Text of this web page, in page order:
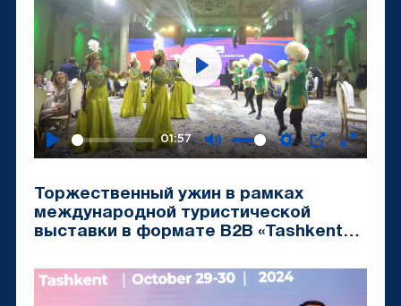
Play
01:57
Mute Settings
PIP Enter
Play
Торжественный ужин в рамках
международной туристической
выставки в формате B2B «Tashkent